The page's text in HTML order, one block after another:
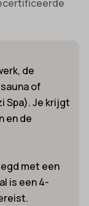
de
of
Spa). Je krijgt
en de
met een
is een 4-